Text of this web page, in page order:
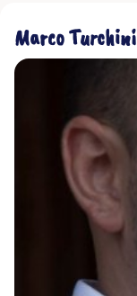
Marco Turchini